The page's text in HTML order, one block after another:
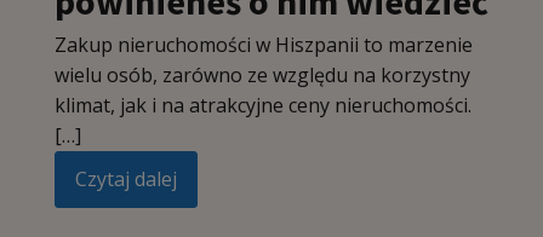
Zakup nieruchomości w Hiszpanii to marzenie
wielu osób, zarówno ze względu na korzystny
klimat, jak i na atrakcyjne ceny nieruchomości.
[…]
Czytaj dalej